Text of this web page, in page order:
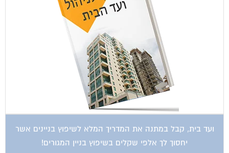
ועד בית, קבל במתנה את המדריך המלא לשיפוץ בניינים אשר
יחסוך לך אלפי שקלים בשיפוץ בניין המגורים!